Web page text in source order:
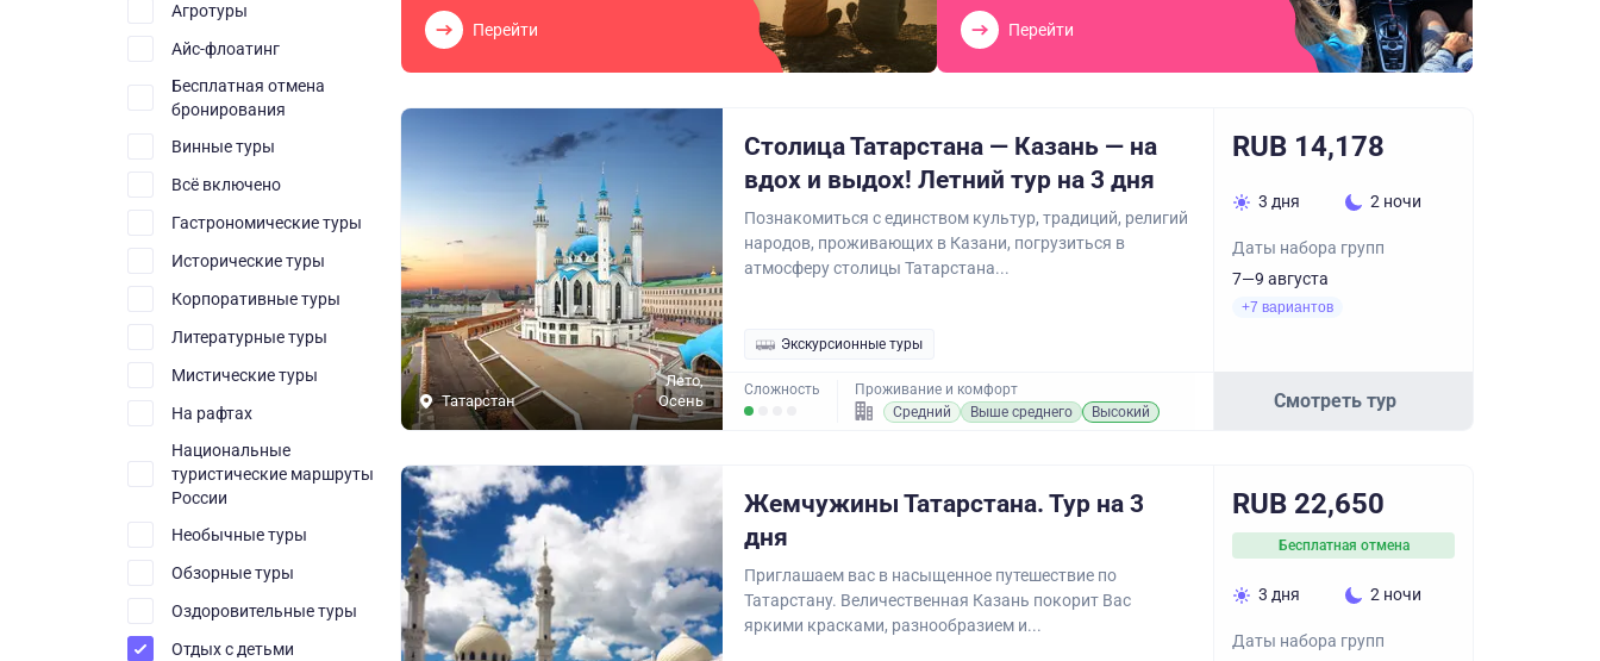
Агротуры
Айс-флоатинг
Бесплатная отмена
бронирования
Винные туры
Всё включено
Гастрономические туры
Исторические туры
Корпоративные туры
Литературные туры
Мистические туры
На рафтах
Национальные
туристические маршруты
России
Необычные туры
Обзорные туры
Оздоровительные туры
Отдых с детьми
Перейти Перейти
Татарстан
Лето,
Осень
Столица Татарстана — Казань — на
вдох и выдох! Летний тур на 3 дня
Познакомиться с единством культур, традиций, религий
народов, проживающих в Казани, погрузиться в
атмосферу столицы Татарстана...
Экскурсионные туры
Сложность
Проживание и комфорт
Средний
Выше среднего Высокий
RUB 14,178
3 дня 2 ночи
Даты набора групп
7—9 августа
+7 вариантов
Смотреть тур
Жемчужины Татарстана. Тур на 3
дня
Приглашаем вас в насыщенное путешествие по
Татарстану. Величественная Казань покорит Вас
яркими красками, разнообразием и...
RUB 22,650
Бесплатная отмена
3 дня 2 ночи
Даты набора групп